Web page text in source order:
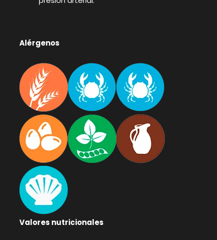
Alérgenos
Valores nutricionales